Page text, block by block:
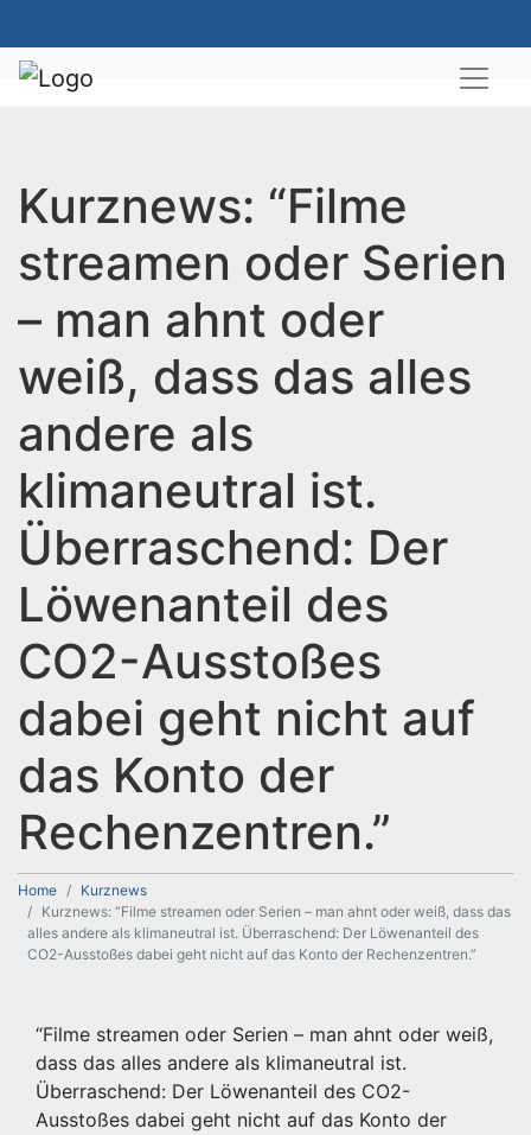
Kurznews: “Filme
streamen oder Serien
– man ahnt oder
weiß, dass das alles
andere als
klimaneutral ist.
Überraschend: Der
Löwenanteil des
CO2-Ausstoßes
dabei geht nicht auf
das Konto der
Rechenzentren.”
Home
Kurznews
Kurznews: “Filme streamen oder Serien – man ahnt oder weiß, dass das
alles andere als klimaneutral ist. Überraschend: Der Löwenanteil des
CO2-Ausstoßes dabei geht nicht auf das Konto der Rechenzentren.”
“Filme streamen oder Serien – man ahnt oder weiß,
dass das alles andere als klimaneutral ist.
Überraschend: Der Löwenanteil des CO2-
Ausstoßes dabei geht nicht auf das Konto der